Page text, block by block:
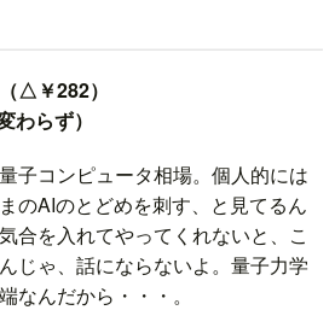
△￥282）
わらず）
子コンピュータ相場。個人的には
のAIのとどめを刺す、と見てるん
合を入れてやってくれないと、こ
じゃ、話にならないよ。量子力学
なんだから・・・。